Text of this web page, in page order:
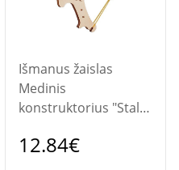
Išmanus žaislas
Medinis
konstruktorius "Stalo
šaudyklė"
12.84€